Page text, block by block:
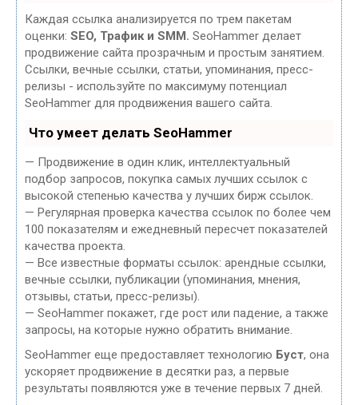
Каждая ссылка анализируется по трем пакетам
оценки: SEO, Трафик и SMM. SeoHammer делает
продвижение сайта прозрачным и простым занятием.
Ссылки, вечные ссылки, статьи, упоминания, пресс-
релизы - используйте по максимуму потенциал
SeoHammer для продвижения вашего сайта.
Что умеет делать SeoHammer
— Продвижение в один клик, интеллектуальный
подбор запросов, покупка самых лучших ссылок с
высокой степенью качества у лучших бирж ссылок.
— Регулярная проверка качества ссылок по более чем
100 показателям и ежедневный пересчет показателей
качества проекта.
— Все известные форматы ссылок: арендные ссылки,
вечные ссылки, публикации (упоминания, мнения,
отзывы, статьи, пресс-релизы).
— SeoHammer покажет, где рост или падение, а также
запросы, на которые нужно обратить внимание.
SeoHammer еще предоставляет технологию Буст, она
ускоряет продвижение в десятки раз, а первые
результаты появляются уже в течение первых 7 дней.